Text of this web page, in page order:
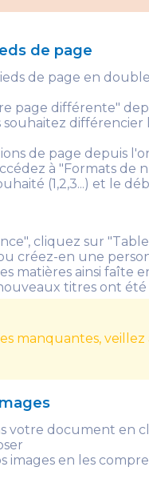
de page
de page en
page différente"
souhaitez
de page depuis
à "Formats de
(1,2,3...) et le
cliquez sur
créez-en une
matières ainsi faîte
titres ont été
manquantes,
votre document en
images en les